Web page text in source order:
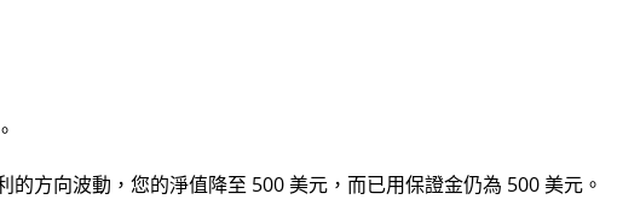
方向波動，您的淨值降至 500 美元，而已用保證金仍為 500 美元。